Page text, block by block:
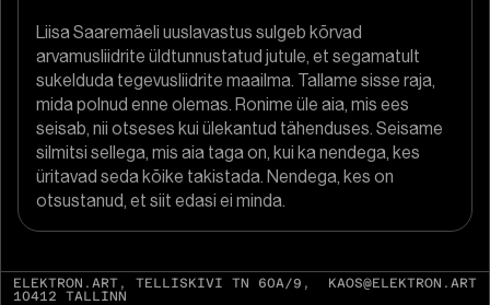
Liisa Saaremäeli uuslavastus sulgeb kõrvad
arvamusliidrite üldtunnustatud jutule, et segamatult
sukelduda tegevusliidrite maailma. Tallame sisse raja,
mida polnud enne olemas. Ronime üle aia, mis ees
seisab, nii otseses kui ülekantud tähenduses. Seisame
silmitsi sellega, mis aia taga on, kui ka nendega, kes
üritavad seda kõike takistada. Nendega, kes on
otsustanud, et siit edasi ei minda.
ELEKTRON.ART, TELLISKIVI TN 60A/9,
10412 TALLINN
KAOS@ELEKTRON.ART